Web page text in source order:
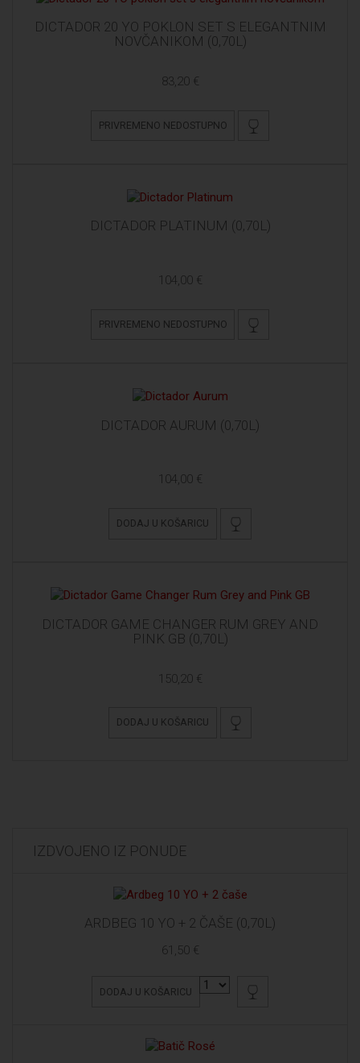
DICTADOR 20 YO POKLON SET S ELEGANTNIM
NOVČANIKOM (0,70L)
83,20 €
PRIVREMENO NEDOSTUPNO
DICTADOR PLATINUM (0,70L)
104,00 €
PRIVREMENO NEDOSTUPNO
DICTADOR AURUM (0,70L)
104,00 €
DODAJ U KOŠARICU
DICTADOR GAME CHANGER RUM GREY AND
PINK GB (0,70L)
150,20 €
DODAJ U KOŠARICU
IZDVOJENO IZ PONUDE
ARDBEG 10 YO + 2 ČAŠE (0,70L)
61,50 €
DODAJ U KOŠARICU